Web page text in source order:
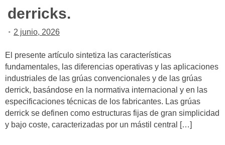
derricks.
2 junio, 2026
El presente artículo sintetiza las características
fundamentales, las diferencias operativas y las aplicaciones
industriales de las grúas convencionales y de las grúas
derrick, basándose en la normativa internacional y en las
especificaciones técnicas de los fabricantes. Las grúas
derrick se definen como estructuras fijas de gran simplicidad
y bajo coste, caracterizadas por un mástil central […]